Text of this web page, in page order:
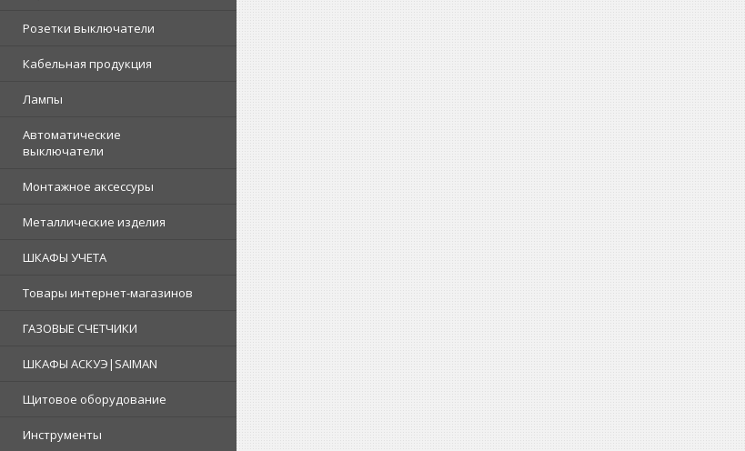
Розетки выключатели
Кабельная продукция
Лампы
Автоматические
выключатели
Монтажное аксессуры
Металлические изделия
ШКАФЫ УЧЕТА
Товары интернет-магазинов
ГАЗОВЫЕ СЧЕТЧИКИ
ШКАФЫ АСКУЭ|SAIMAN
Щитовое оборудование
Инструменты